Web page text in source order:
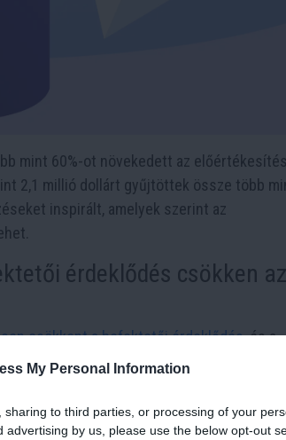
My Personal Information
to third parties, or processing of your
advertising by us, please use the below opt-out
mint 60%-ot növekedett az előértékesítés
2,1 millió dollárt gyűjtöttek össze több
inspirált, amelyek szerint az
érdeklődés csökken az
csökkent a befektetői érdeklődés, és a
A Santiment adatai azt mutatják, hogy az
a kulcsfontosságú ellenállási szintek
millió dolláros nettó kiáramlást könyveltek
az ETH kereskedési volumene 2,9